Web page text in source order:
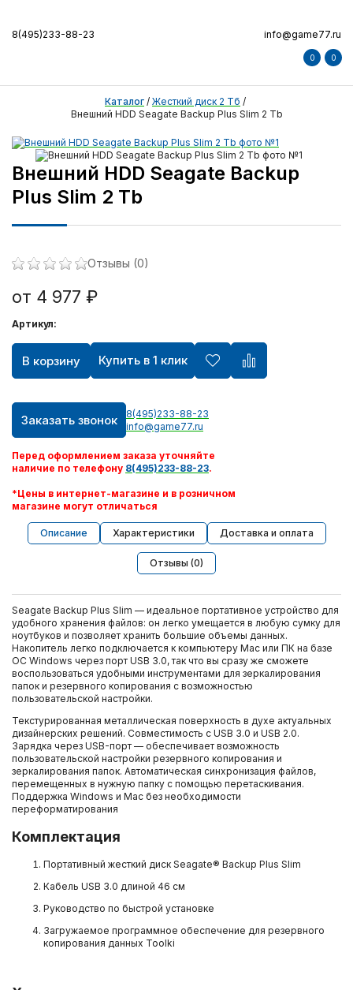
8(495)233-88-23 info@game77.ru
0 0
Каталог / Жесткий диск 2 Тб /
Внешний HDD Seagate Backup Plus Slim 2 Tb
Внешний HDD Seagate Backup
Plus Slim 2 Tb
Отзывы (0)
от 4 977 ₽
Артикул:
В корзину Купить в 1 клик
Заказать звонок
8(495)233-88-23
info@game77.ru
Перед оформлением заказа уточняйте
наличие по телефону 8(495)233-88-23.
*Цены в интернет-магазине и в розничном
магазине могут отличаться
Описание Характеристики Доставка и оплата
Отзывы (0)
Seagate Backup Plus Slim — идеальное портативное устройство для
удобного хранения файлов: он легко умещается в любую сумку для
ноутбуков и позволяет хранить большие объемы данных.
Накопитель легко подключается к компьютеру Mac или ПК на базе
ОС Windows через порт USB 3.0, так что вы сразу же сможете
воспользоваться удобными инструментами для зеркалирования
папок и резервного копирования с возможностью
пользовательской настройки.
Текстурированная металлическая поверхность в духе актуальных
дизайнерских решений. Совместимость с USB 3.0 и USB 2.0.
Зарядка через USB-порт — обеспечивает возможность
пользовательской настройки резервного копирования и
зеркалирования папок. Автоматическая синхронизация файлов,
перемещенных в нужную папку с помощью перетаскивания.
Поддержка Windows и Mac без необходимости
переформатирования
Комплектация
Портативный жесткий диск Seagate® Backup Plus Slim
Кабель USB 3.0 длиной 46 см
Руководство по быстрой установке
Загружаемое программное обеспечение для резервного
копирования данных Toolki